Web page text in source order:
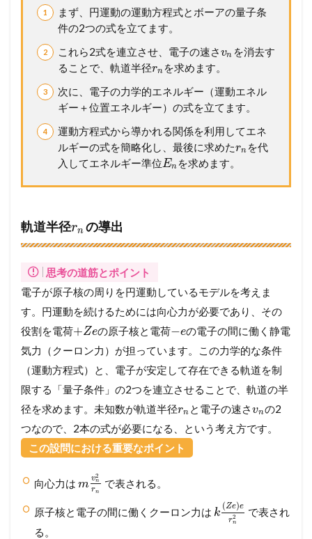
プ
が
必
要
で
す
まず、円運動の運動方程式とボーアの量子条
件の2つの式を立てます。
これら2式を連立させ、電子の速さvn を消去す
ることで、軌道半径rn を求めます。
次に、電子の力学的エネルギー（運動エネル
ギー＋位置エネルギー）の式を立てます。
運動方程式から導かれる関係を利用してエネ
ルギーの式を簡略化し、最後に求めたrn を代
入してエネルギー準位En を求めます。
軌道半径rn の導出
思考の道筋とポイント
電子が原子核の周りを円運動しているモデルを考えま
す。円運動を続けるためには向心力が必要であり、その
役割を電荷+Zeの原子核と電荷−eの電子の間に働く静電
気力（クーロン力）が担っています。この力学的な条件
（運動方程式）と、電子が安定して存在できる軌道を制
限する「量子条件」の2つを連立させることで、軌道の半
径を求めます。未知数が軌道半径rn と電子の速さvnの2
つなので、2本の式が必要になる、という考え方です。
この設問における重要なポイント
向心力は m v2
n
rn
で表される。
原子核と電子の間に働くクーロン力は k
(Ze)e
r2
n
で表され
る。